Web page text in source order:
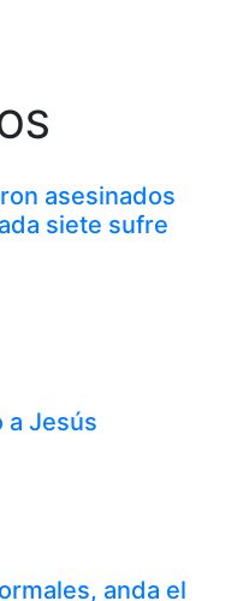
asesinados
siete sufre
a Jesús
anda el